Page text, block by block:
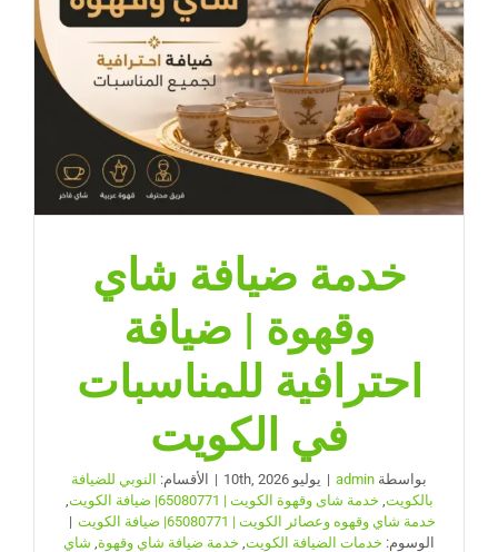
جميع
المناسبات
مغلقة
خدمة ضيافة شاي
وقهوة | ضيافة
احترافية للمناسبات
في الكويت
بواسطة admin
| يوليو 10th, 2026 | الأقسام: النوبي للضيافة
بالكويت خدمة شاى وقهوة الكويت | 65080771| ضيافة الكويت
خدمة شاي وقهوه وعصائر الكويت | 65080771| ضيافة الكويت
|
الوسوم: خدمات الضيافة الكويت خدمة ضيافة شاي وقهوة شاي